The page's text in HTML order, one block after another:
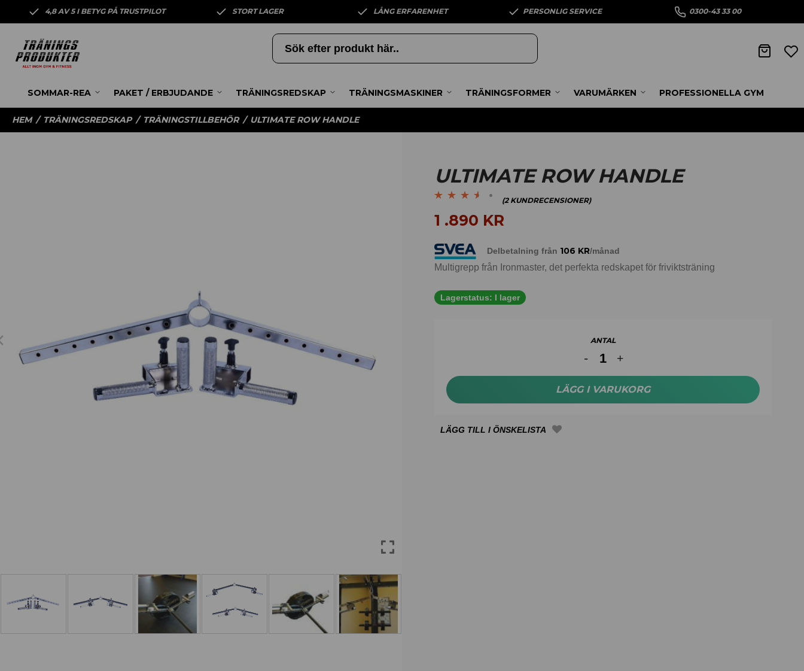
4,8 AV 5 I BETYG PÅ TRUSTPILOT STORT LAGER LÅNG ERFARENHET PERSONLIG SERVICE 0300-43 33 00
SOMMAR-REA PAKET / ERBJUDANDE TRÄNINGSREDSKAP TRÄNINGSMASKINER TRÄNINGSFORMER VARUMÄRKEN PROFESSIONELLA GYM
HEM / TRÄNINGSREDSKAP / TRÄNINGSTILLBEHÖR / ULTIMATE ROW HANDLE
ULTIMATE ROW HANDLE
3.50av 5
baserat på
kundrecensioner
(2KUNDRECENSIONER)
1 .890 KR
Delbetalning från 106 KR/månad
Multigrepp från Ironmaster, det perfekta redskapet för friviktsträning
Lagerstatus: I lager
ANTAL
LÄGG I VARUKORG